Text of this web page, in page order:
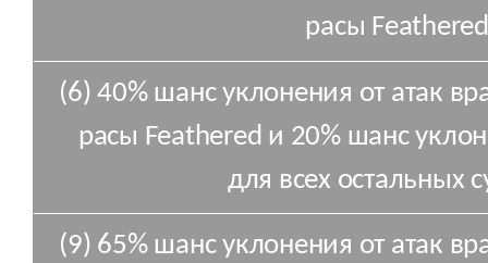
расы
(6) 40% шанс уклонения от атак
расы Feathered и 20% шанс
для всех остальных
(9) 65% шанс уклонения от атак